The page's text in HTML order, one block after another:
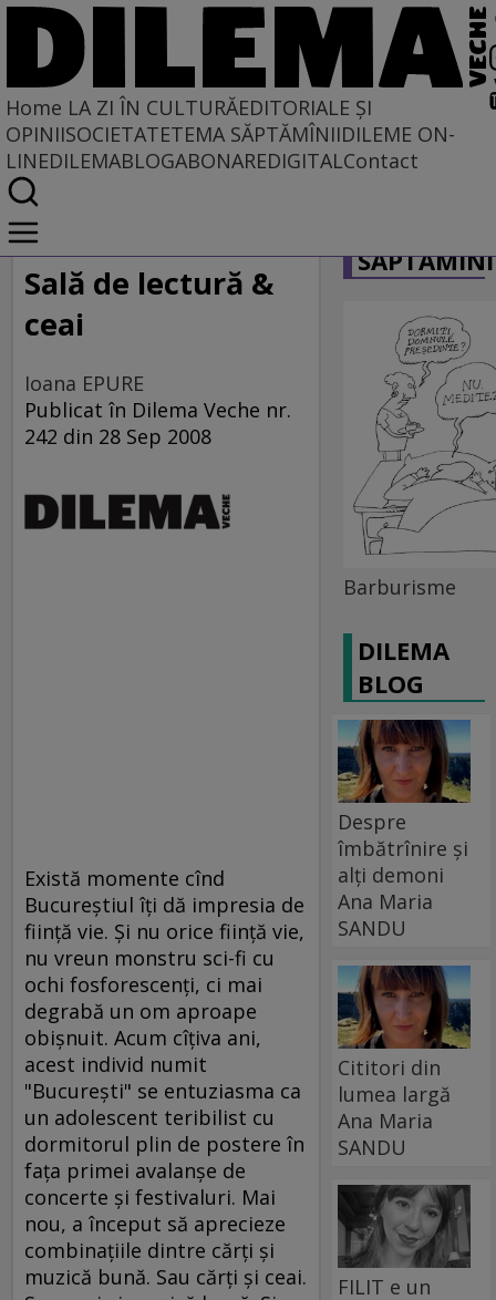
Home LA ZI ÎN CULTURĂEDITORIALE ȘI
OPINIISOCIETATETEMA SĂPTĂMÎNIIDILEME ON-
LINEDILEMABLOGABONAREDIGITALContact
Home
La zi în cultură
Sală de lectură &
ceai
Ioana EPURE
Publicat în Dilema Veche nr.
242 din 28 Sep 2008
Există momente cînd
Bucureştiul îţi dă impresia de
fiinţă vie. Şi nu orice fiinţă vie,
nu vreun monstru sci-fi cu
ochi fosforescenţi, ci mai
degrabă un om aproape
obişnuit. Acum cîţiva ani,
acest individ numit
"Bucureşti" se entuziasma ca
un adolescent teribilist cu
dormitorul plin de postere în
faţa primei avalanşe de
concerte şi festivaluri. Mai
nou, a început să aprecieze
combinaţiile dintre cărţi şi
muzică bună. Sau cărţi şi ceai.
Barburisme
DILEMA
BLOG
Despre
îmbătrînire și
alți demoni
Ana Maria
SANDU
Cititori din
lumea largă
Ana Maria
SANDU
FILIT e un